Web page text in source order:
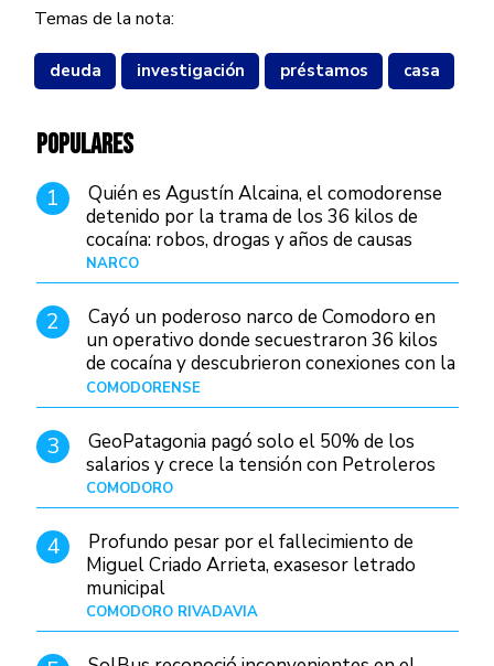
Temas de la nota:
deuda investigación préstamos casa
POPULARES
1
Quién es Agustín Alcaina, el comodorense
detenido por la trama de los 36 kilos de
cocaína: robos, drogas y años de causas
judiciales
NARCO
2
Cayó un poderoso narco de Comodoro en
un operativo donde secuestraron 36 kilos
de cocaína y descubrieron conexiones con la
Patagonia
COMODORENSE
3
GeoPatagonia pagó solo el 50% de los
salarios y crece la tensión con Petroleros
COMODORO
4
Profundo pesar por el fallecimiento de
Miguel Criado Arrieta, exasesor letrado
municipal
COMODORO RIVADAVIA